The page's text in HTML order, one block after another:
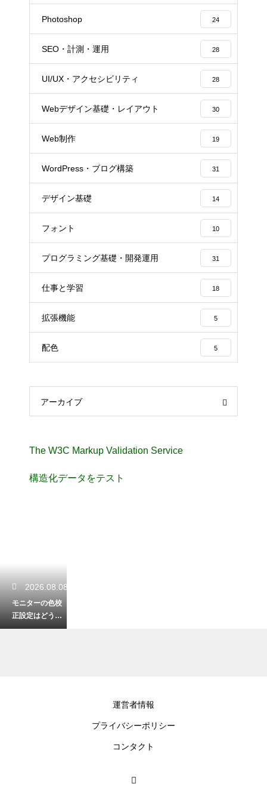
Photoshop 24
SEO・計測・運用 28
UI/UX・アクセシビリティ 28
Webデザイン基礎・レイアウト 30
Web制作 19
WordPress・ブログ構築 31
デザイン基礎 14
フォント 10
プログラミング基礎・開発運用 31
仕事と学習 18
拡張機能 5
配色 5
アーカイブ
The W3C Markup Validation Service
構造化データをテスト
2026.08.08
モニターの色校
正設定はどうす
る？正確な色表
運営者情報
プライバシーポリシー
コンタクト